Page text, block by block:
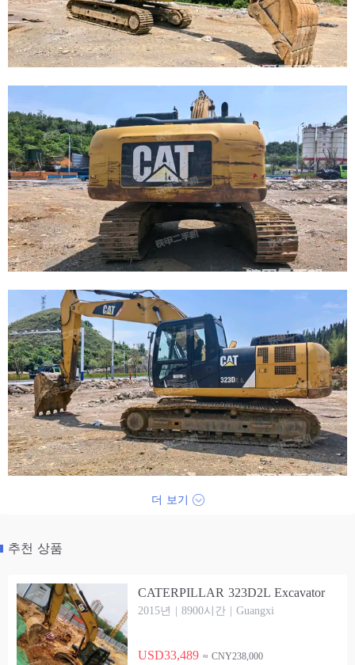
더 보기
추천 상품
CATERPILLAR 323D2L Excavator
2015년 | 8900시간 | Guangxi
USD33,489 ≈ CNY238,000